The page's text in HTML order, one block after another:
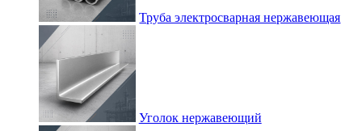
Труба электросварная нержавеющая
Уголок нержавеющий